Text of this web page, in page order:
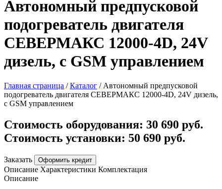
Автономный предпусковой
подогреватель двигателя
СЕВЕРМАКС 12000-4D, 24V
дизель, с GSM управлением
Главная страница / Каталог / Автономный предпусковой
подогреватель двигателя СЕВЕРМАКС 12000-4D, 24V дизель,
с GSM управлением
Стоимость оборудования: 30 690 руб.
Стоимость установки: 50 690 руб.
Заказать Оформить кредит
Описание Характеристики Комплектация
Описание